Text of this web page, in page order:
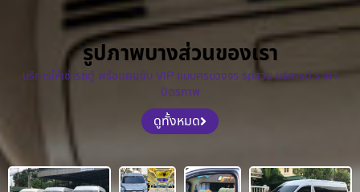
รูปภาพบางส่วนของเรา
บริการให้เช่ารถตู้ พร้อมคนขับ VIP แบบครบวงจร รถสวย บริการดี ราคา
มิตรภาพ
ดูทั้งหมด